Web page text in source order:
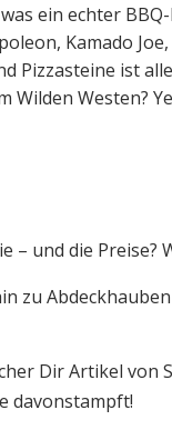
ein echter
Kamado
Pizzasteine ist
Westen?
und die Preise?
zu
Dir Artikel von
davonstampft!